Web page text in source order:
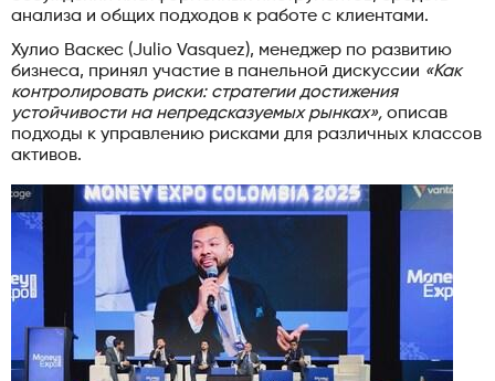
анализа и общих подходов к работе с клиентами.
Хулио Васкес (Julio Vasquez), менеджер по развитию
бизнеса, принял участие в панельной дискуссии «Как
контролировать риски: стратегии достижения
устойчивости на непредсказуемых рынках», описав
подходы к управлению рисками для различных классов
активов.